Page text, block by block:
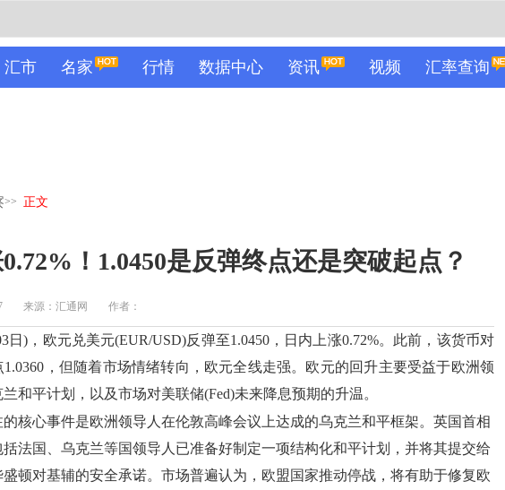
汇市 名家 行情 数据中心 资讯 视频 汇率查询
>> 正文
！1.0450是反弹终点还是突破起点？
来源：汇通网 作者：
)，欧元兑美元(EUR/USD)反弹至1.0450，日内上涨0.72%。此前，该货币对
，但随着市场情绪转向，欧元全线走强。欧元的回升主要受益于欧洲领
和平计划，以及市场对美联储(Fed)未来降息预期的升温。
核心事件是欧洲领导人在伦敦高峰会议上达成的乌克兰和平框架。英国首相
法国、乌克兰等国领导人已准备好制定一项结构化和平计划，并将其提交给
顿对基辅的安全承诺。市场普遍认为，欧盟国家推动停战，将有助于修复欧